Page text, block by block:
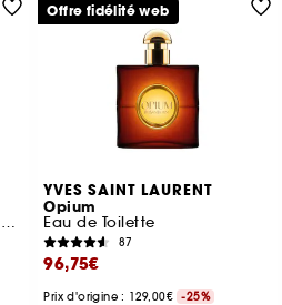
Coffret Eau De Parfum Edition Limitée Fête Des Mères
YVES SAINT LAURENT
Opium
Eau de Toilette
87
96,75€
Prix d'origine : 129,00€ -25%
Offre fidélité web